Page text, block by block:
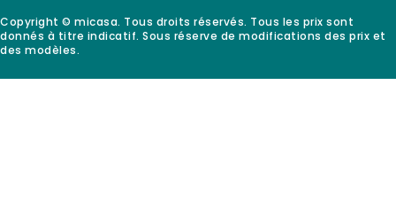
Copyright © micasa. Tous droits réservés. Tous les prix sont
donnés à titre indicatif. Sous réserve de modifications des prix et
des modèles.